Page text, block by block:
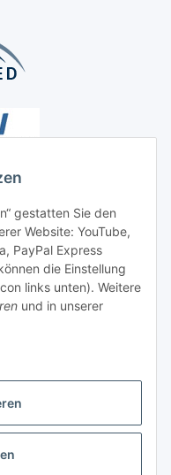
gestatten Sie den
Website: YouTube,
PayPal Express
die Einstellung
links unten). Weitere
und in unserer
Lieferbedingungen, zzgl.